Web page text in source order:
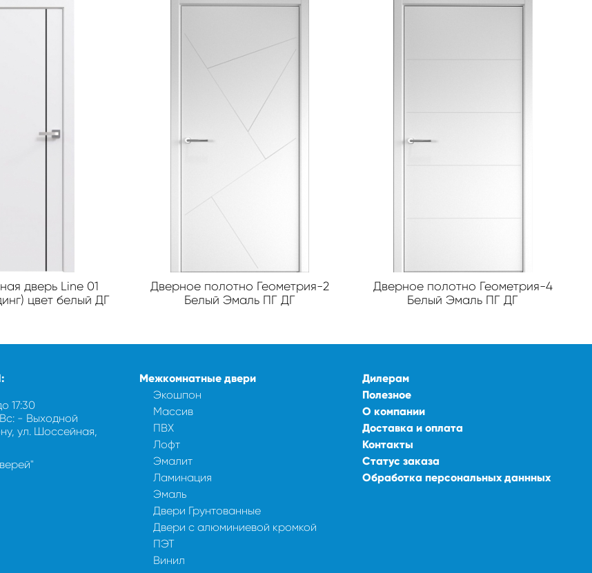
дверь Line 01
цвет белый ДГ
Дверное полотно Геометрия-2
Белый Эмаль ПГ ДГ
Дверное полотно Геометрия-4
Белый Эмаль ПГ ДГ
17:30
- Выходной
ул. Шоссейная,
Межкомнатные двери
Экошпон
Массив
ПВХ
Лофт
Эмалит
Ламинация
Эмаль
Двери Грунтованные
Двери с алюминиевой кромкой
ПЭТ
Винил
Дилерам
Полезное
О компании
Доставка и оплата
Контакты
Статус заказа
Обработка персональных даннных